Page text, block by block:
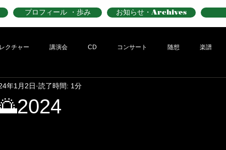
プロフィール ・歩み お知らせ・Archives
クチャー 講演会 CD コンサート 随想 楽譜
年1月2日 読了時間: 1分